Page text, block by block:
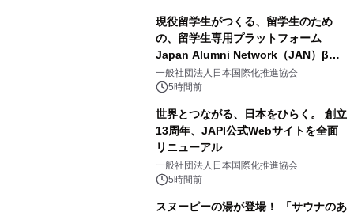
現役留学生がつくる、留学生のため
の、留学生専用プラットフォーム
Japan Alumni Network（JAN）β版
をリリース
一般社団法人日本国際化推進協会
5時間前
世界とつながる、日本をひらく。 創立
13周年、JAPI公式Webサイトを全面
リニューアル
一般社団法人日本国際化推進協会
5時間前
スヌーピーの湯が登場！ 「サウナのあ